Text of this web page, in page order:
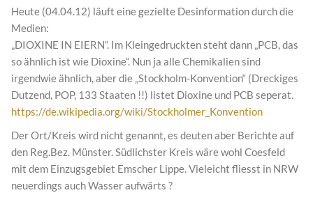
Heute (04.04.12) läuft eine gezielte Desinformation durch die
Medien:
„DIOXINE IN EIERN“. Im Kleingedruckten steht dann „PCB, das
so ähnlich ist wie Dioxine“. Nun ja alle Chemikalien sind
irgendwie ähnlich, aber die „Stockholm-Konvention“ (Dreckiges
Dutzend, POP, 133 Staaten !!) listet Dioxine und PCB seperat.
https://de.wikipedia.org/wiki/Stockholmer_Konvention
Der Ort/Kreis wird nicht genannt, es deuten aber Berichte auf
den Reg.Bez. Münster. Südlichster Kreis wäre wohl Coesfeld
mit dem Einzugsgebiet Emscher Lippe. Vieleicht fliesst in NRW
neuerdings auch Wasser aufwärts ?